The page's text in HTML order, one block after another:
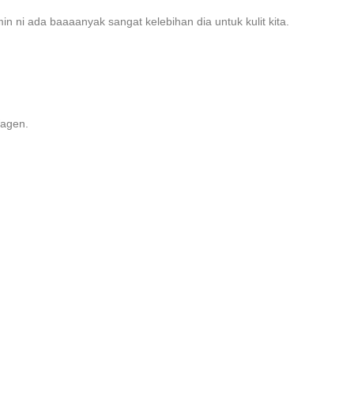
ni ada baaaanyak sangat kelebihan dia untuk kulit kita.